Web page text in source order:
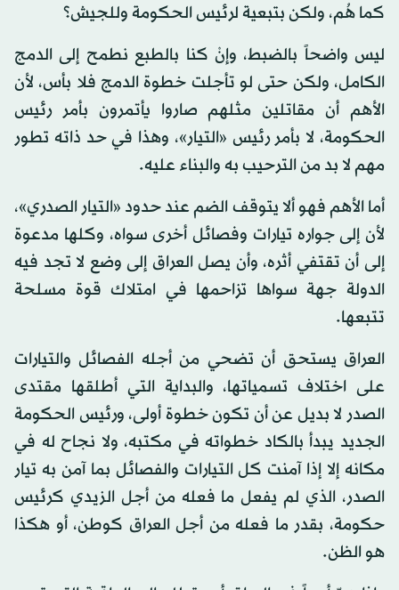
كما هُم، ولكن بتبعية لرئيس الحكومة وللجيش؟
ليس واضحاً بالضبط، وإنْ كنا بالطبع نطمح إلى الدمج
الكامل، ولكن حتى لو تأجلت خطوة الدمج فلا بأس، لأن
الأهم أن مقاتلين مثلهم صاروا يأتمرون بأمر رئيس
الحكومة، لا بأمر رئيس «التيار»، وهذا في حد ذاته تطور
مهم لا بد من الترحيب به والبناء عليه.
أما الأهم فهو ألا يتوقف الضم عند حدود «التيار الصدري»،
لأن إلى جواره تيارات وفصائل أخرى سواه، وكلها مدعوة
إلى أن تقتفي أثره، وأن يصل العراق إلى وضع لا تجد فيه
الدولة جهة سواها تزاحمها في امتلاك قوة مسلحة
تتبعها.
العراق يستحق أن تضحي من أجله الفصائل والتيارات
على اختلاف تسمياتها، والبداية التي أطلقها مقتدى
الصدر لا بديل عن أن تكون خطوة أولى، ورئيس الحكومة
الجديد يبدأ بالكاد خطواته في مكتبه، ولا نجاح له في
مكانه إلا إذا آمنت كل التيارات والفصائل بما آمن به تيار
الصدر، الذي لم يفعل ما فعله من أجل الزيدي كرئيس
حكومة، بقدر ما فعله من أجل العراق كوطن، أو هكذا
هو الظن.